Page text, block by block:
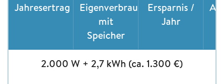
Jahresertrag
Eigenverbrauch
mit
Speicher
Ersparnis /
Jahr
2.000 W + 2,7 kWh (ca. 1.300 €)